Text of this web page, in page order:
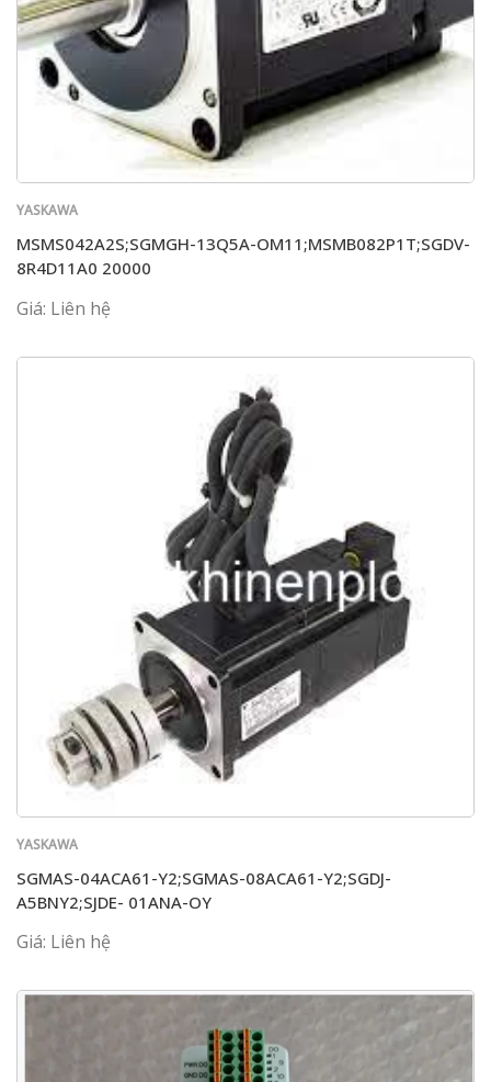
YASKAWA
MSMS042A2S;SGMGH-13Q5A-OM11;MSMB082P1T;SGDV-
8R4D11A0 20000
Giá: Liên hệ
YASKAWA
SGMAS-04ACA61-Y2;SGMAS-08ACA61-Y2;SGDJ-
A5BNY2;SJDE- 01ANA-OY
Giá: Liên hệ